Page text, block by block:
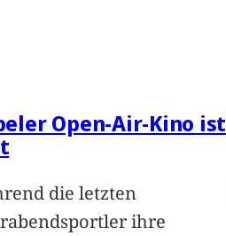
Open-Air-Kino ist
die letzten
ihre